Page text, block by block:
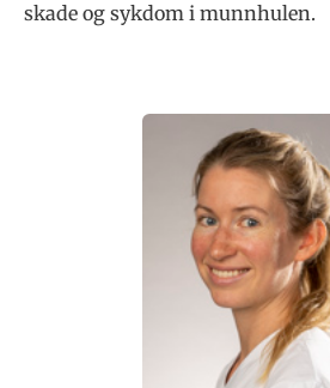
skade og sykdom i munnhulen.